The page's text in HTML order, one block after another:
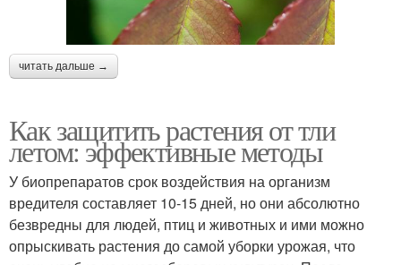
читать дальше →
Как защитить растения от тли
летом: эффективные методы
У биопрепаратов срок воздействия на организм
вредителя составляет 10-15 дней, но они абсолютно
безвредны для людей, птиц и животных и ими можно
опрыскивать растения до самой уборки урожая, что